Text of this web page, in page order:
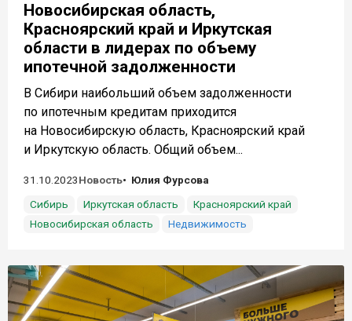
Новосибирская область,
Красноярский край и Иркутская
области в лидерах по объему
ипотечной задолженности
В Сибири наибольший объем задолженности
по ипотечным кредитам приходится
на Новосибирскую область, Красноярский край
и Иркутскую область. Общий объем...
31.10.2023Новость
Юлия Фурсова
Сибирь
Иркутская область
Красноярский край
Новосибирская область
Недвижимость